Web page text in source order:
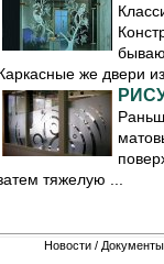
же двери
тяжелую ...
Новости / Документы